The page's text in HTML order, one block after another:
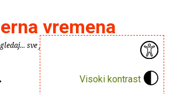
Visoki kontrast
vremena
sve je puno knjiga.